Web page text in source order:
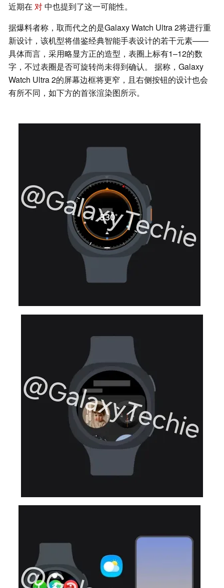
近期在 对中也提到了这一可能性。
据爆料者称，取而代之的是Galaxy Watch Ultra 2将进行重
新设计，该机型将借鉴经典智能手表设计的若干元素——
具体而言，采用略显方正的造型，表圈上标有1–12的数
字，不过表圈是否可旋转尚未得到确认。 据称，Galaxy
Watch Ultra 2的屏幕边框将更窄，且右侧按钮的设计也会
有所不同，如下方的首张渲染图所示。